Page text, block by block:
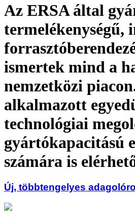
Az ERSA által
termelékenységű,
ismertek mind a
nemzetközi
alkalmazott
technológiai
gyártókapacitású
számára is
Új, többtengelyes